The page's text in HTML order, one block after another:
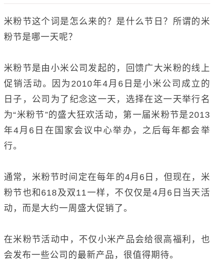
米粉节这个词是怎么来的？是什么节日？所谓的米
粉节是哪一天呢？
米粉节是由小米公司发起的，回馈广大米粉的线上
促销活动。因为2010年4月6日是小米公司成立的
日子，公司为了纪念这一天，选择在这一天举行名
为“米粉节”的盛大狂欢活动，第一届米粉节是2013
年4月6日在国家会议中心举办，之后每年都会举
行。
通常，米粉节时间定在每年的4月6日，但现在，米
粉节也和618及双11一样，不仅仅是4月6日当天活
动，而是大约一周盛大促销了。
在米粉节活动中，不仅小米产品会给很高福利，也
会发布一些公司的最新产品，很值得期待。